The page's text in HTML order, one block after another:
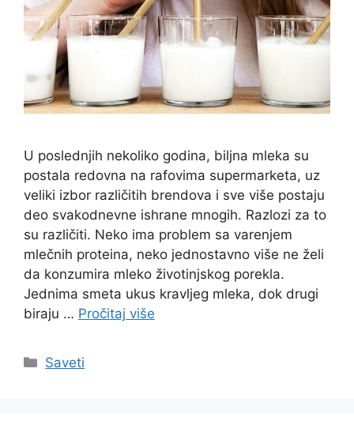
U poslednjih nekoliko godina, biljna mleka su
postala redovna na rafovima supermarketa, uz
veliki izbor različitih brendova i sve više postaju
deo svakodnevne ishrane mnogih. Razlozi za to
su različiti. Neko ima problem sa varenjem
mlečnih proteina, neko jednostavno više ne želi
da konzumira mleko životinjskog porekla.
Jednima smeta ukus kravljeg mleka, dok drugi
biraju … Pročitaj više
Categories
Saveti